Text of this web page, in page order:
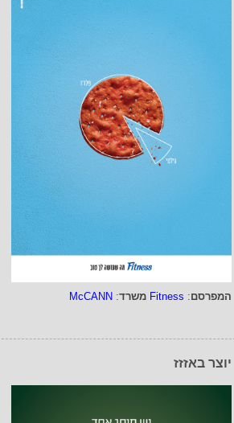
המפרסם:
Fitness משרד:
McCANN
יוצר באזזז